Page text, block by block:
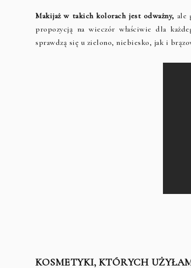
Makijaż w takich kolorach jest odważny, ale
propozycją na wieczór właściwie dla
sprawdzą się u zielono, niebiesko, jak i
KOSMETYKI, KTÓRYCH